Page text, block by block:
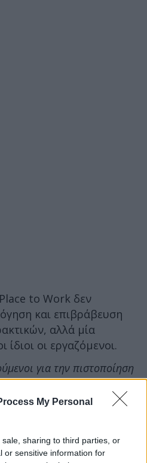
My Personal
sharing to third parties, or
or sensitive information for
to Work δεν
και επιβράβευση
αλλά μία
ίδιοι οι εργαζόμενοι.
για την πιστοποίηση
να υποσχεθούμε ότι θα
μας για βελτίωση της
και την εδραίωση
η κυρίαΚωνσταντίνα